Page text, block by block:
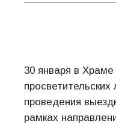
30 января в
проведения
рамках